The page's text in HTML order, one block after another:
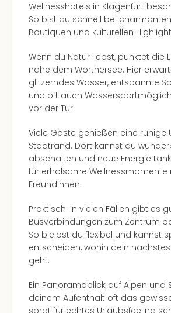
Wellnesshotels in Klagenfurt
So bist du schnell bei
Boutiquen und kulturellen
Wenn du Natur liebst, punktet die
nahe dem Wörthersee. Hier
glitzerndes Wasser, entspannte
und oft auch
vor der Tür.
Viele Gäste genießen eine
Stadtrand. Dort kannst du
abschalten und neue Energie
für erholsame Wellnessmomente
Freundinnen.
Praktisch: In vielen Fällen gibt es
Busverbindungen zum Zentrum
So bleibst du flexibel und kannst
entscheiden, wohin dein
geht.
Ein Panoramablick auf Alpen und
deinem Aufenthalt oft das
sorgt für echtes Urlaubsfeeling